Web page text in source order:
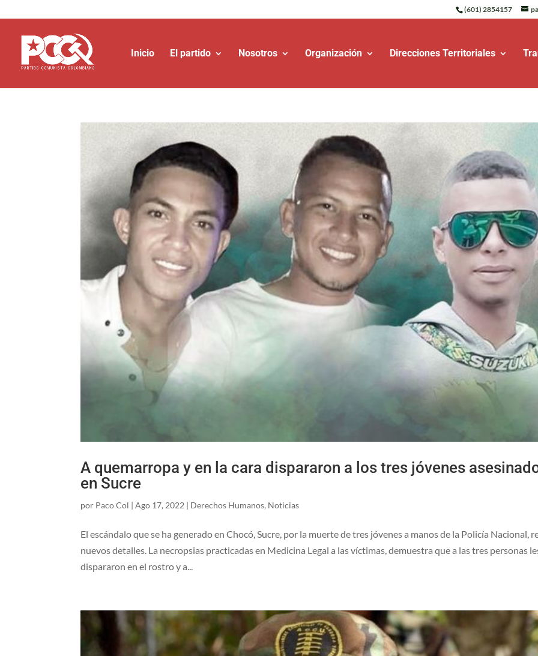
(601) 2854157
Inicio El partido Nosotros Organización Direcciones Territoriales
A quemarropa y en la cara dispararon a los tres jóvenes
en Sucre
por Paco Col |Ago 17, 2022 | Derechos Humanos, Noticias
El escándalo que se ha generado en Chocó, Sucre, por la muerte de tres jóvenes a manos de la Policía Nacional,
nuevos detalles. La necropsias practicadas en Medicina Legal a las víctimas, demuestra que a las tres personas
dispararon en el rostro y a...